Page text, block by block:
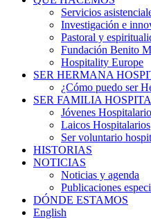
Servicios
Investigación e
Pastoral y
Fundación Benito
Hospitality Europe
SER HERMANA
¿Cómo puedo ser
SER FAMILIA
Jóvenes
Laicos Hospitalarios
Ser voluntario
HISTORIAS
NOTICIAS
Noticias y agenda
Publicaciones
DÓNDE ESTAMOS
English